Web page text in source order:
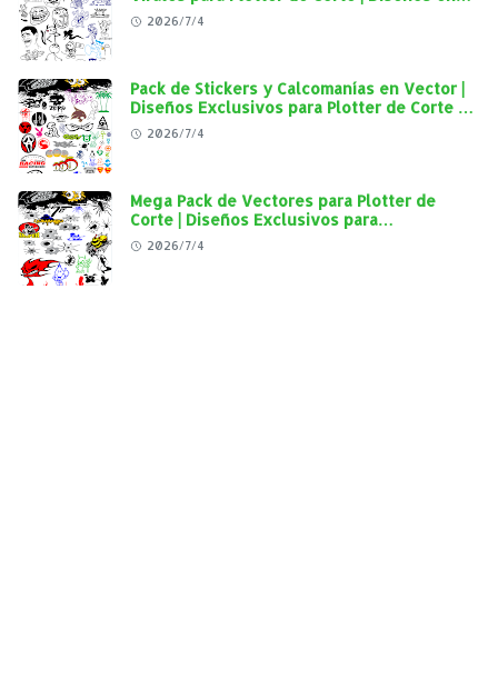
Alta Calidad
2026/7/4
Pack de Stickers y Calcomanías en Vector |
Diseños Exclusivos para Plotter de Corte y
Personalización Automotriz
2026/7/4
Mega Pack de Vectores para Plotter de
Corte | Diseños Exclusivos para
Personalización Automotriz
2026/7/4